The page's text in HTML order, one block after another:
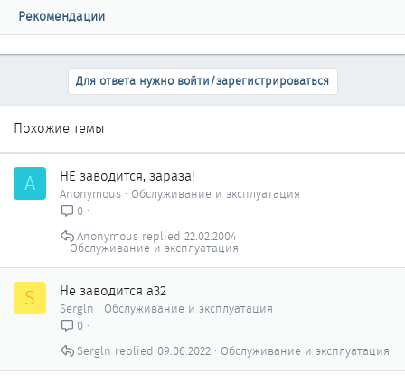
Рекомендации
Для ответа нужно войти/зарегистрироваться
Похожие темы
A НЕ заводится, зараза!
Anonymous
Обслуживание и эксплуатация
0
Обслуживание и эксплуатация
22.02.2004
Anonymous
S Не заводится а32
Sergln
Обслуживание и эксплуатация
0
Обслуживание и эксплуатация
09.06.2022
Sergln